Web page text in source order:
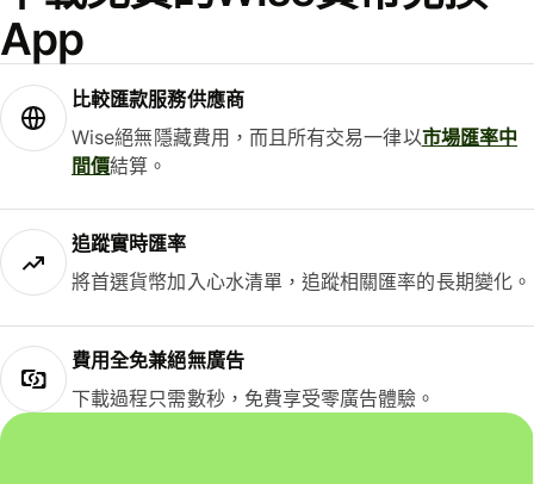
App
比較匯款服務供應商
Wise絕無隱藏費用，而且所有交易一律以市場匯率中
間價結算。
追蹤實時匯率
將首選貨幣加入心水清單，追蹤相關匯率的長期變化。
費用全免兼絕無廣告
下載過程只需數秒，免費享受零廣告體驗。